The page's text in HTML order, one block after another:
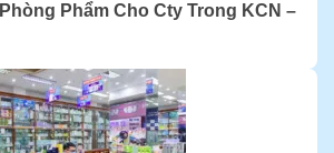
Phẩm Cho Cty Trong KCN –